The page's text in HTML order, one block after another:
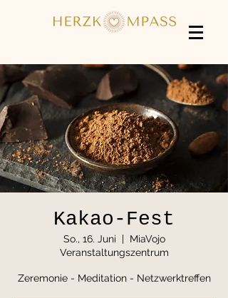
Kakao-Fest
So., 16. Juni
  |
MiaVojo
Veranstaltungszentrum
Zeremonie - Meditation - Netzwerktreffen